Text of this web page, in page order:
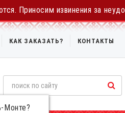
Приносим извинения за
КАК ЗАКАЗАТЬ? КОНТАКТЫ
Монте?